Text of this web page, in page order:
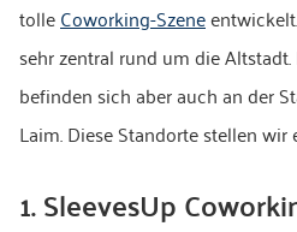
tolleCoworking-Szene
sehr zentral rund um die
befinden sich aber auch an der
Laim. Diese Standorte stellen
1. SleevesUp